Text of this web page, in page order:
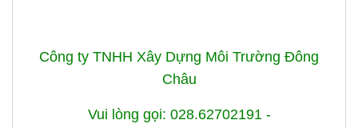
Công ty TNHH Xây Dựng Môi Trường Đông
Châu
Vui lòng gọi: 028.62702191 -